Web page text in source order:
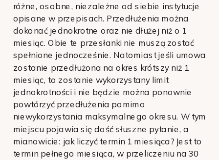
różne, osobne, niezależne od siebie instytucje
opisane w przepisach. Przedłużenia można
dokonać jednokrotne oraz nie dłużej niż o 1
miesiąc. Obie te przesłanki nie muszą zostać
spełnione jednocześnie. Natomiast jeśli umowa
zostanie przedłużona na okres krótszy niż 1
miesiąc, to zostanie wykorzystany limit
jednokrotności i nie będzie można ponownie
powtórzyć przedłużenia pomimo
niewykorzystania maksymalnego okresu. W tym
miejscu pojawia się dość słuszne pytanie, a
mianowicie: jak liczyć termin 1 miesiąca? Jest to
termin pełnego miesiąca, w przeliczeniu na 30